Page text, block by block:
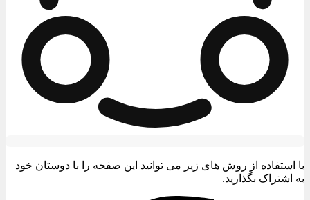
با استفاده از روش های زیر می توانید این صفحه را با دوستان خود
به اشتراک بگذارید.